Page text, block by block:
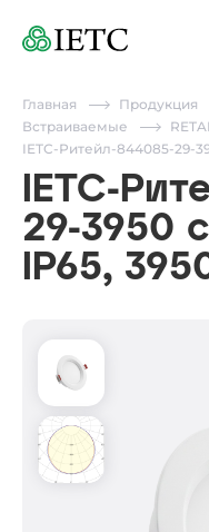
Главная Продукция
Встраиваемые
IETC-Ритейл-844085-29-
IETC-
29-3950
IP65,